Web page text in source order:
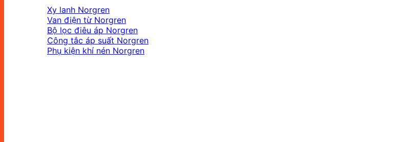
Xy lanh Norgren
Van điện từ Norgren
Bộ lọc điêu áp Norgren
Công tắc áp suất Norgren
Phụ kiện khí nén Norgren